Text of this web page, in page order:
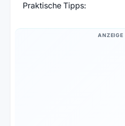
Praktische Tipps:
ANZEIGE